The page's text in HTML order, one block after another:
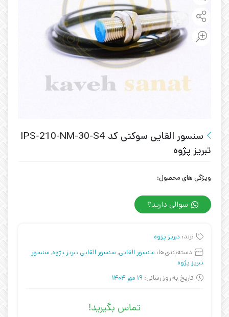
سنسور القایی سوکتی کد IPS-210-NM-30-S4
تبریز پژوه
ویژگی های محصول:
سوالی دارید؟
برند: تبریز پزوه
دسته‌بندی‌ها: سنسور القایی, سنسور القایی تبریز پژوه, سنسور
تبریز پژوه
تاریخ به روز رسانی: 19 مهر 1404
تماس بگیرید!